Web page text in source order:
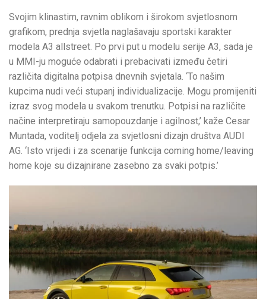
Svojim klinastim, ravnim oblikom i širokom svjetlosnom
grafikom, prednja svjetla naglašavaju sportski karakter
modela A3 allstreet. Po prvi put u modelu serije A3, sada je
u MMI-ju moguće odabrati i prebacivati između četiri
različita digitalna potpisa dnevnih svjetala. ‘To našim
kupcima nudi veći stupanj individualizacije. Mogu promijeniti
izraz svog modela u svakom trenutku. Potpisi na različite
načine interpretiraju samopouzdanje i agilnost,’ kaže Cesar
Muntada, voditelj odjela za svjetlosni dizajn društva AUDI
AG. ‘Isto vrijedi i za scenarije funkcija coming home/leaving
home koje su dizajnirane zasebno za svaki potpis.’